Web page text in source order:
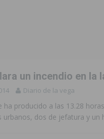
de finales de 2026 tras superar
sobre los recursos
sus Fiestas Patronales en honor
un incendio en la
Diario de la vega
ha producido a las 13.28
urbanos, dos de jefatura y un